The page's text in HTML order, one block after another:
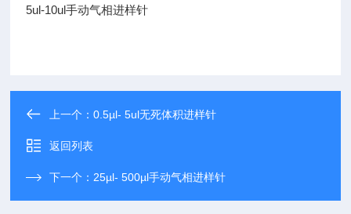
5ul-10ul手动气相进样针
上一个：0.5µl- 5ul无死体积进样针
返回列表
下一个： 25µl- 500µl手动气相进样针